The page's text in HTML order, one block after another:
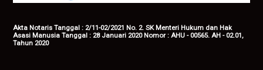
Akta Notaris Tanggal : 2/11-02/2021 No. 2. SK Menteri Hukum dan Hak
Asasi Manusia Tanggal : 28 Januari 2020 Nomor : AHU - 00565. AH - 02.01,
Tahun 2020